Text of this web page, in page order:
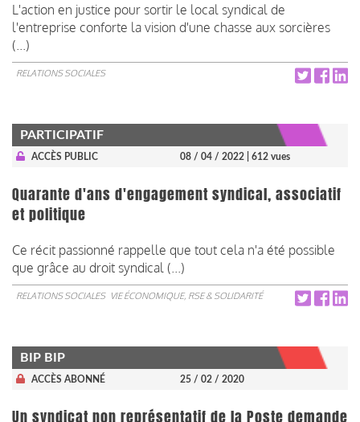
L'action en justice pour sortir le local syndical de
l'entreprise conforte la vision d'une chasse aux sorcières
(...)
RELATIONS SOCIALES
PARTICIPATIF
ACCÈS PUBLIC 08 / 04 / 2022 | 612 vues
Quarante d'ans d'engagement syndical, associatif
et politique
Ce récit passionné rappelle que tout cela n'a été possible
que grâce au droit syndical (...)
RELATIONS SOCIALES VIE ÉCONOMIQUE, RSE & SOLIDARITÉ
BIP BIP
ACCÈS ABONNÉ 25 / 02 / 2020
Un syndicat non représentatif de la Poste demande